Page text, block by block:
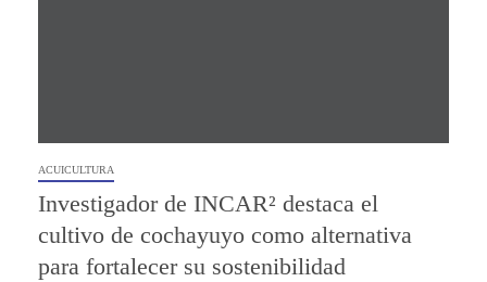
ACUICULTURA
Investigador de INCAR² destaca el
cultivo de cochayuyo como alternativa
para fortalecer su sostenibilidad